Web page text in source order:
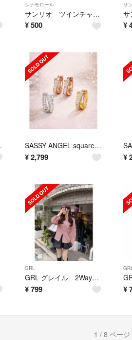
シナモロール
サンリオ ツインチャーム はーとキャンディ シナモロール
¥500
サ
¥
リング SASSY ANGEL square zirconia pierce
¥2,799 ¥
GRL
GRL グレイル 2Wayジップリブニットトップス[kz645]ピンク
¥799 ¥
1 / 8 ページ